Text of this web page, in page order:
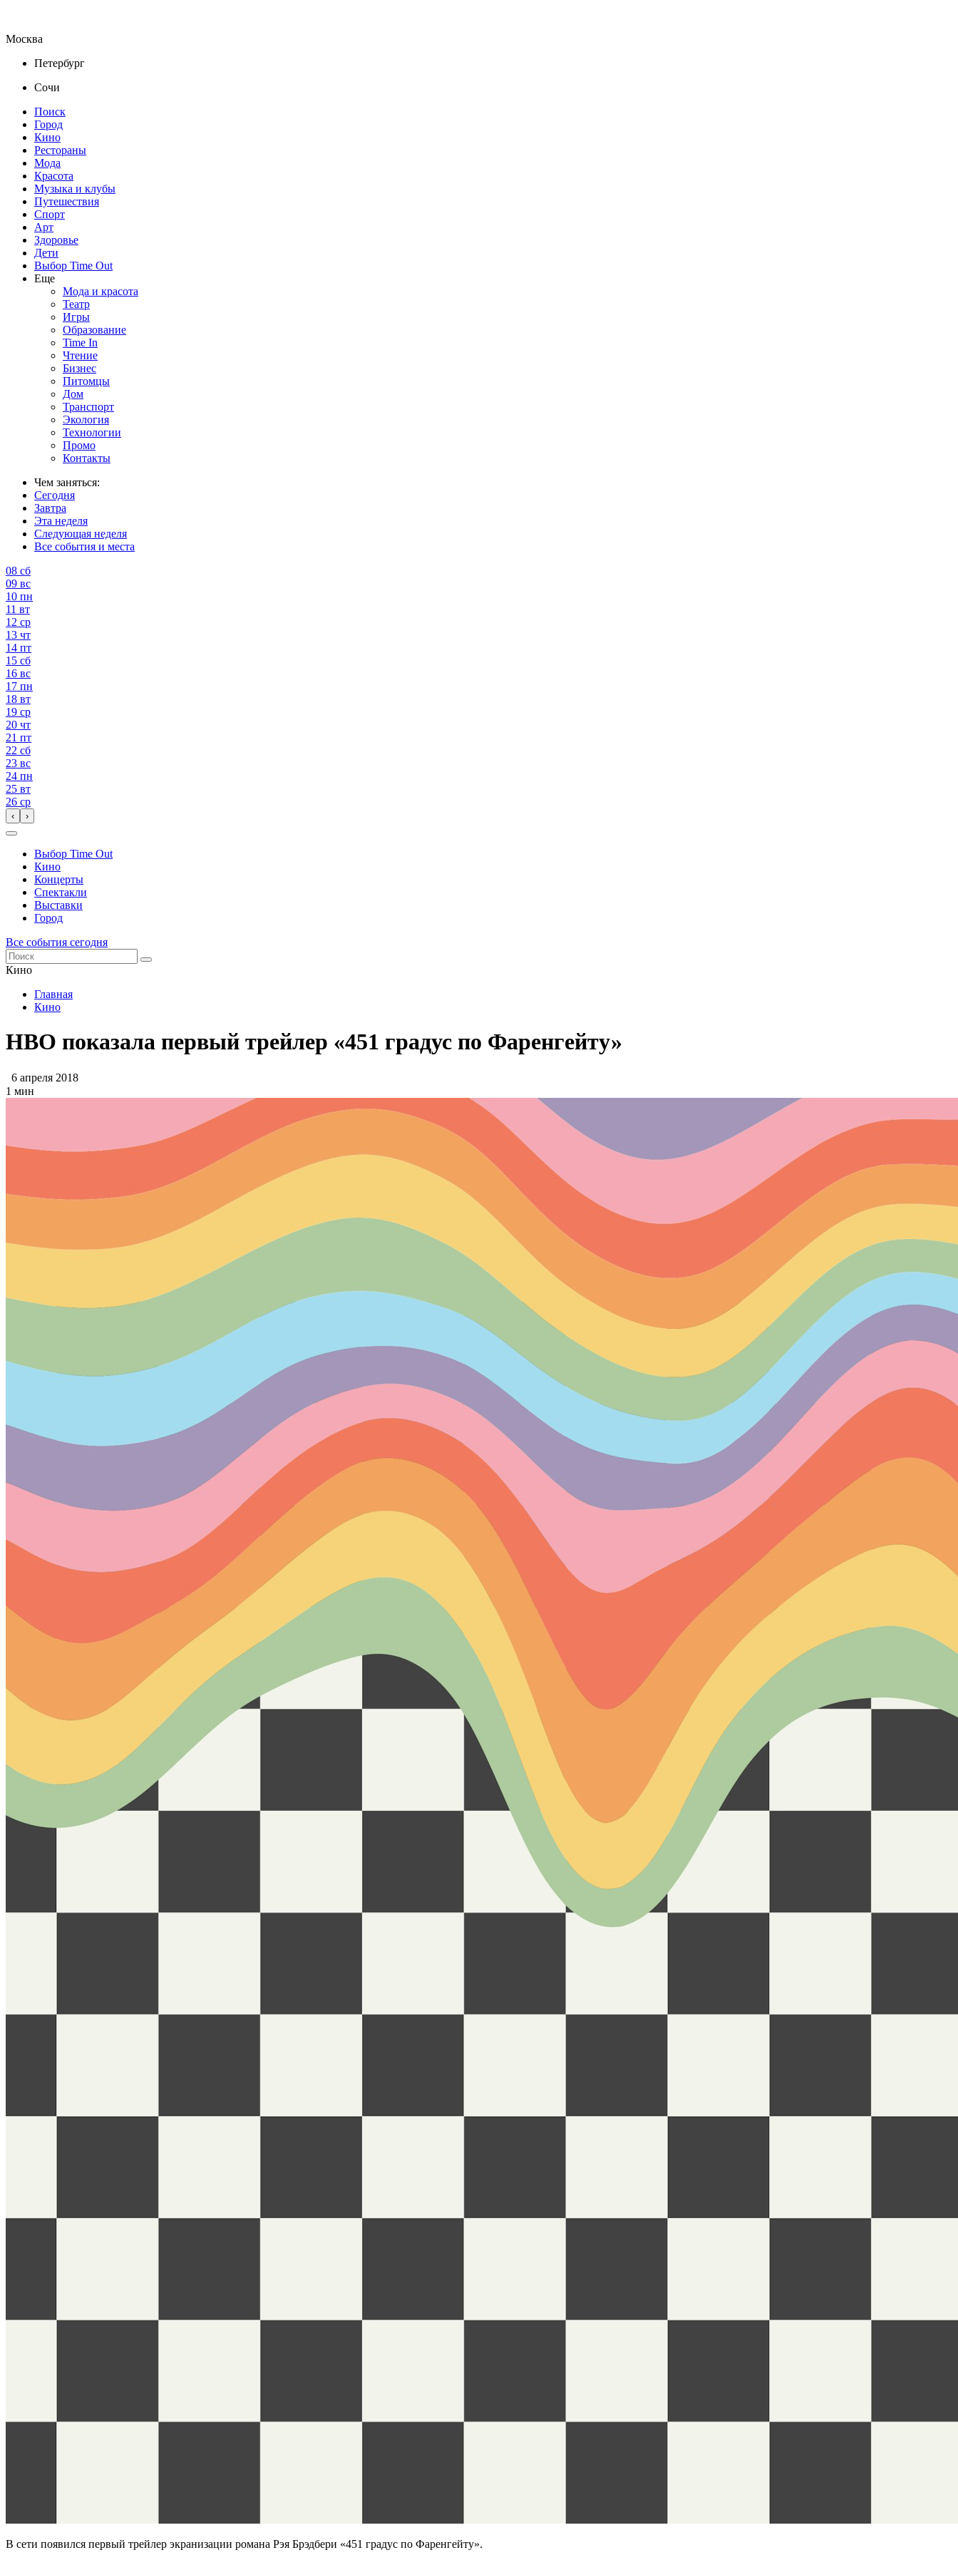
Москва
Петербург
Сочи
Поиск
Город
Кино
Рестораны
Мода
Красота
Музыка и клубы
Путешествия
Спорт
Арт
Здоровье
Дети
Выбор Time Out
Еще
Мода и красота
Театр
Игры
Образование
Time In
Чтение
Бизнес
Питомцы
Дом
Транспорт
Экология
Технологии
Промо
Контакты
Чем заняться:
Сегодня
Завтра
Эта неделя
Следующая неделя
Все события и места
08 сб
09 вс
10 пн
11 вт
12 ср
13 чт
14 пт
15 сб
16 вс
17 пн
18 вт
19 ср
20 чт
21 пт
22 сб
23 вс
24 пн
25 вт
26 ср
‹ ›
Выбор Time Out
Кино
Концерты
Спектакли
Выставки
Город
Все события сегодня
Кино
Главная
Кино
НВО показала первый трейлер «451 градус по Фаренгейту»
6 апреля 2018
1 мин
В сети появился первый трейлер экранизации романа Рэя Брэдбери «451 градус по Фаренгейту».